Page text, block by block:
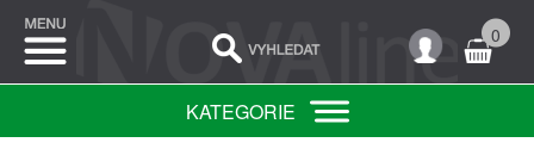
0
KATEGORIE